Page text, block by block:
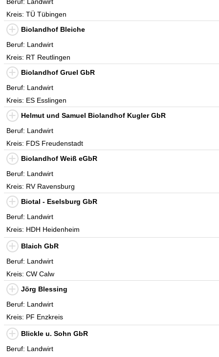
Kreis: TÜ Tübingen
Biolandhof Bleiche
Beruf: Landwirt
Kreis: RT Reutlingen
Biolandhof Gruel GbR
Beruf: Landwirt
Kreis: ES Esslingen
Helmut und Samuel Biolandhof Kugler GbR
Beruf: Landwirt
Kreis: FDS Freudenstadt
Biolandhof Weiß eGbR
Beruf: Landwirt
Kreis: RV Ravensburg
Biotal - Eselsburg GbR
Beruf: Landwirt
Kreis: HDH Heidenheim
Blaich GbR
Beruf: Landwirt
Kreis: CW Calw
Jörg Blessing
Beruf: Landwirt
Kreis: PF Enzkreis
Blickle u. Sohn GbR
Beruf: Landwirt